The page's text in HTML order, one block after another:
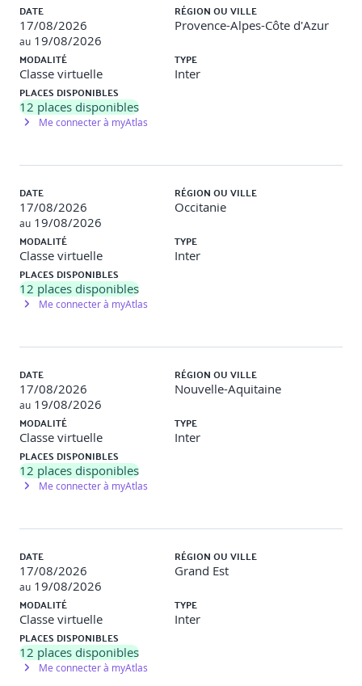
Objectif
: Créer et utiliser des composants Vue.js pour
structurer une application.
Description
: Les participants développeront des composants
réutilisables (par exemple, une carte d'utilisateur) et les
intégreront dans une application principale. Ils apprendront
à gérer la communication entre composants via les props et
les événements personnalisés.
Jour 3
Routing avec Vue-router
La déclaration des vues
La manipulation de l’historique
La navigation
Redirection
Gestion d‘erreur
Les messages flash
Travaux pratiques
une navigation sans hash dans l'URL.
Description
: Les participants mettront en place Vue Router
avec le mode historique activé. Ils configureront le serveur
pour rediriger toutes les requêtes vers l'index.html et
géreront les routes imbriquées, les redirections et les pages
d'erreur.
Data store avec Pinia (introduction)
DATE
17/08/2026
au 19/08/2026
RÉGION OU VILLE
Provence-Alpes-Côte d'Azur
MODALITÉ
Classe virtuelle
TYPE
Inter
PLACES DISPONIBLES
12 places disponibles
Me connecter à myAtlas
DATE
17/08/2026
au 19/08/2026
RÉGION OU VILLE
Occitanie
MODALITÉ
Classe virtuelle
TYPE
Inter
PLACES DISPONIBLES
12 places disponibles
Me connecter à myAtlas
DATE
17/08/2026
au 19/08/2026
RÉGION OU VILLE
Nouvelle-Aquitaine
MODALITÉ
Classe virtuelle
TYPE
Inter
PLACES DISPONIBLES
12 places disponibles
Me connecter à myAtlas
DATE
17/08/2026
au 19/08/2026
RÉGION OU VILLE
Grand Est
MODALITÉ
Classe virtuelle
TYPE
Inter
PLACES DISPONIBLES
12 places disponibles
Me connecter à myAtlas